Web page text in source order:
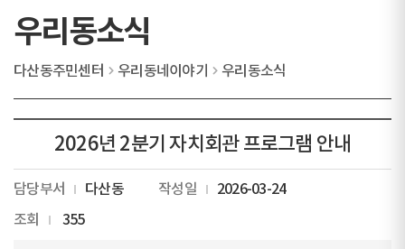
우리동소식
다산동주민센터 우리동네이야기 우리동소식
2026년 2분기 자치회관 프로그램 안내
담당부서 다산동 작성일
2026-03-24
조회
355